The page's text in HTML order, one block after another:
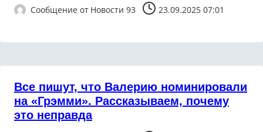
Сообщение от Новости 93 23.09.2025 07:01
Все пишут, что Валерию номинировали
на «Грэмми». Рассказываем, почему
это неправда